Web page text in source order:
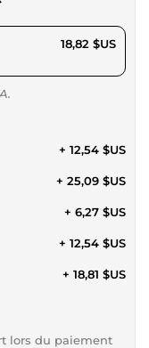
18,82 $US
+ 12,54 $US
+ 25,09 $US
+ 6,27 $US
+ 12,54 $US
+ 18,81 $US
lors du paiement